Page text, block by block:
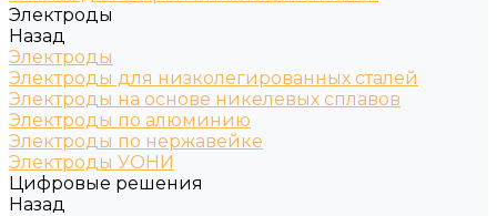
Электроды
Назад
Электроды
Электроды для низколегированных сталей
Электроды на основе никелевых сплавов
Электроды по алюминию
Электроды по нержавейке
Электроды УОНИ
Цифровые решения
Назад